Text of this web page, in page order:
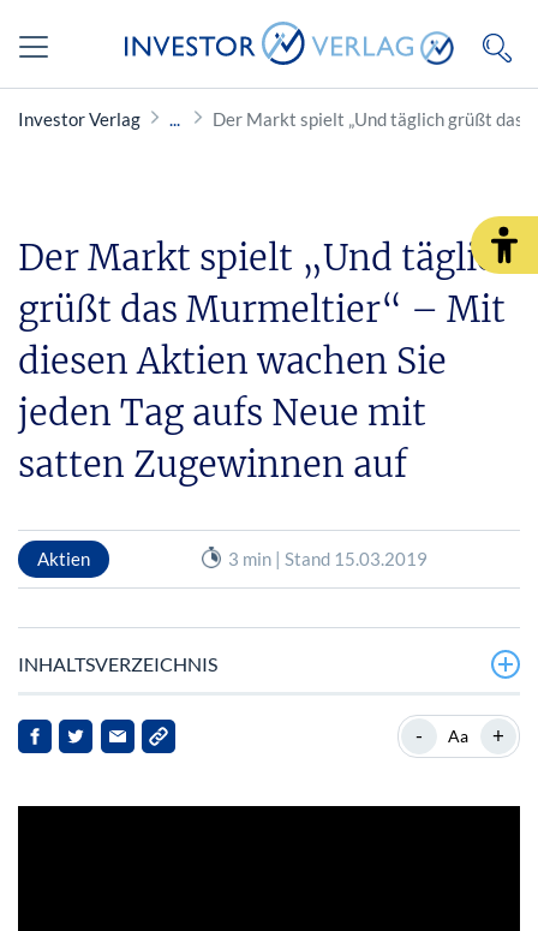
Investor Verlag Der Markt spielt „Und täglich grüßt das
Der Markt spielt „Und täglich
grüßt das Murmeltier“ – Mit
diesen Aktien wachen Sie
jeden Tag aufs Neue mit
satten Zugewinnen auf
Aktien 3 min | Stand 15.03.2019
INHALTSVERZEICHNIS
Und Jürgen Schmitt kann singen: „I got you, babe“
- Aa +